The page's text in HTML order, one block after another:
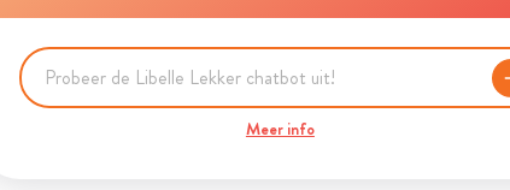
Meer info